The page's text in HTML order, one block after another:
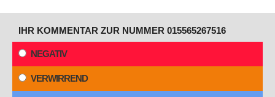
IHR KOMMENTAR ZUR NUMMER 015565267516
NEGATIV
VERWIRREND